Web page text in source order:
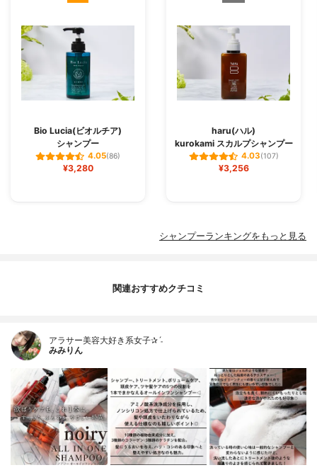
Bio Lucia(ビオルチア)
シャンプー
4.05(86)
¥3,280
haru(ハル)
kurokami スカルプシャンプー
4.03(107)
¥3,256
シャンプーランキングをもっと見る
関連おすすめクチコミ
アラサー美容大好き系女子✰ˊ˗
みみりん